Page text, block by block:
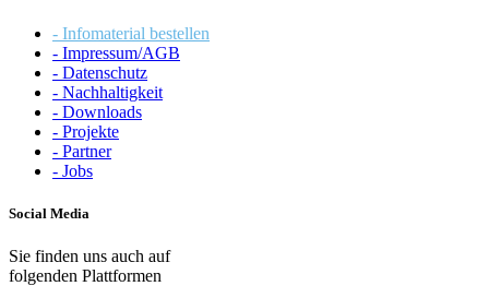
- Infomaterial bestellen
- Impressum/AGB
- Datenschutz
- Nachhaltigkeit
- Downloads
- Projekte
- Partner
- Jobs
Social Media
Sie finden uns auch auf
folgenden Plattformen